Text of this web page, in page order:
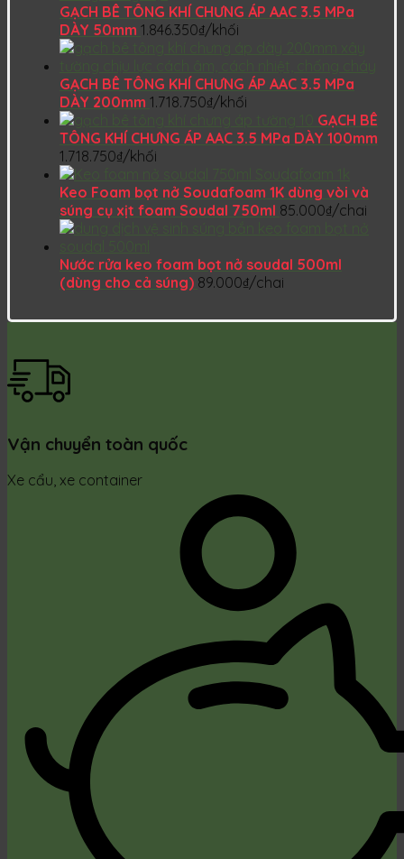
GẠCH BÊ TÔNG KHÍ CHƯNG ÁP AAC 3.5 MPa
DÀY 50mm 1.846.350₫/khối
GẠCH BÊ TÔNG KHÍ CHƯNG ÁP AAC 3.5 MPa
DÀY 200mm 1.718.750₫/khối
GẠCH BÊ
TÔNG KHÍ CHƯNG ÁP AAC 3.5 MPa DÀY 100mm
1.718.750₫/khối
Keo Foam bọt nở Soudafoam 1K dùng vòi và
súng cụ xịt foam Soudal 750ml 85.000₫/chai
Nước rửa keo foam bọt nở soudal 500ml
(dùng cho cả súng) 89.000₫/chai
Vận chuyển toàn quốc
Xe cẩu, xe container